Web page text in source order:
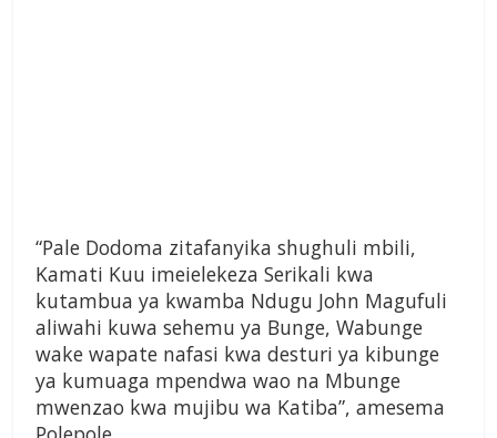
“Pale Dodoma zitafanyika shughuli mbili,
Kamati Kuu imeielekeza Serikali kwa
kutambua ya kwamba Ndugu John Magufuli
aliwahi kuwa sehemu ya Bunge, Wabunge
wake wapate nafasi kwa desturi ya kibunge
ya kumuaga mpendwa wao na Mbunge
mwenzao kwa mujibu wa Katiba”, amesema